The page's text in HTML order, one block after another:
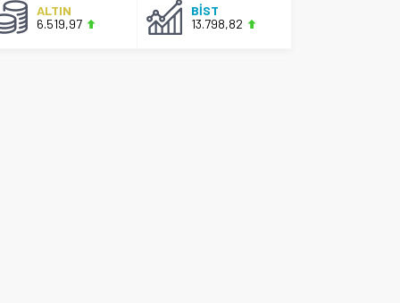
ALTIN
6.519,97
BİST
13.798,82